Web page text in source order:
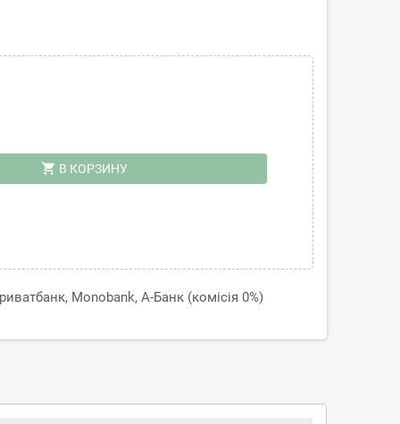
shopping_cart В КОРЗИНУ
Monobank, А-Банк (комісія 0%)